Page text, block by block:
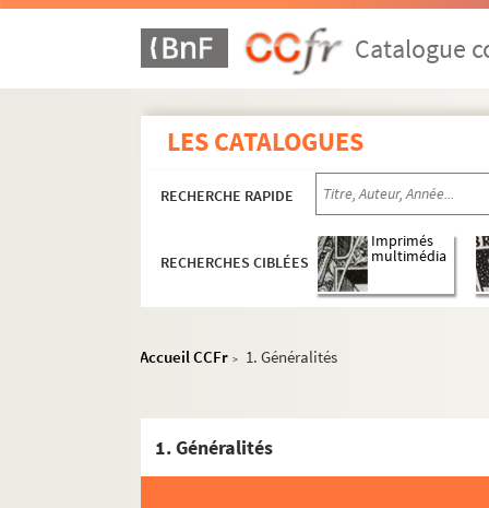
Catalogue
LES CATALOGUES
RECHERCHE RAPIDE
RECHERCHES CIBLÉES
Imprimés
multimédia
Accueil CCFr > 1. Généralités
1. Généralités